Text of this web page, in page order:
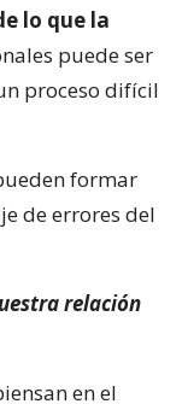
lo que la
puede ser
proceso difícil
formar
de errores del
relación
en el